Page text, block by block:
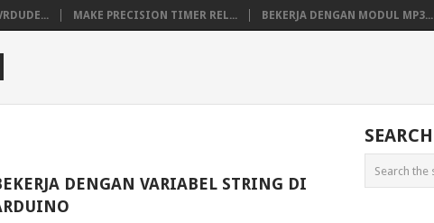
MAKE PRECISION TIMER REL... BEKERJA DENGAN MODUL MP3...
DENGAN VARIABEL STRING DI
SEARCH